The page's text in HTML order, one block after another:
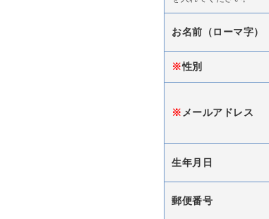
お名前（ローマ字）
※性別
※ メールアドレス
生年月日
郵便番号